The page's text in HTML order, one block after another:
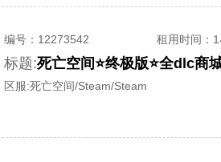
编号： 12273542 租用时间 ：
标题:死亡空间⭐终极版⭐全dlc商
区服:死亡空间/Steam/Steam